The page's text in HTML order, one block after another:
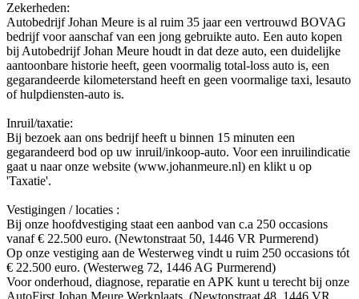
Zekerheden:
Autobedrijf Johan Meure is al ruim 35 jaar een vertrouwd BOVAG
bedrijf voor aanschaf van een jong gebruikte auto. Een auto kopen
bij Autobedrijf Johan Meure houdt in dat deze auto, een duidelijke
aantoonbare historie heeft, geen voormalig total-loss auto is, een
gegarandeerde kilometerstand heeft en geen voormalige taxi, lesauto
of hulpdiensten-auto is.
Inruil/taxatie:
Bij bezoek aan ons bedrijf heeft u binnen 15 minuten een
gegarandeerd bod op uw inruil/inkoop-auto. Voor een inruilindicatie
gaat u naar onze website (www.johanmeure.nl) en klikt u op
'Taxatie'.
Vestigingen / locaties :
Bij onze hoofdvestiging staat een aanbod van c.a 250 occasions
vanaf € 22.500 euro. (Newtonstraat 50, 1446 VR Purmerend)
Op onze vestiging aan de Westerweg vindt u ruim 250 occasions tót
€ 22.500 euro. (Westerweg 72, 1446 AG Purmerend)
Voor onderhoud, diagnose, reparatie en APK kunt u terecht bij onze
AutoFirst Johan Meure Werkplaats. (Newtonstraat 48, 1446 VR